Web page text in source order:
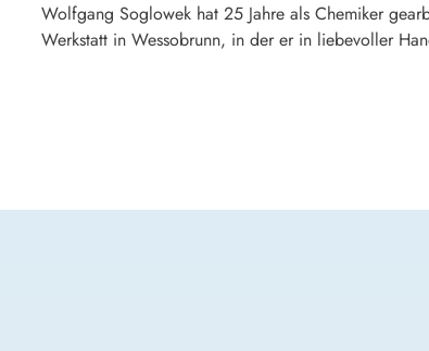
Wolfgang Soglowek hat 25 Jahre als Chemiker
Werkstatt in Wessobrunn, in der er in liebevoller